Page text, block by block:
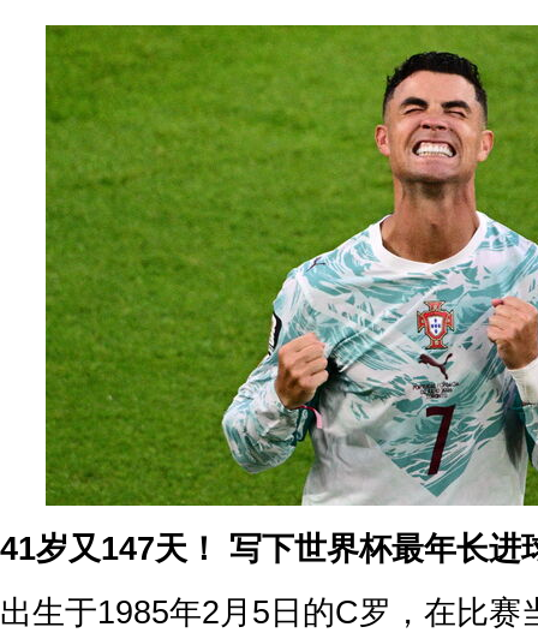
41岁又147天！ 写下世界杯最年长进
出生于1985年2月5日的C罗，在比赛